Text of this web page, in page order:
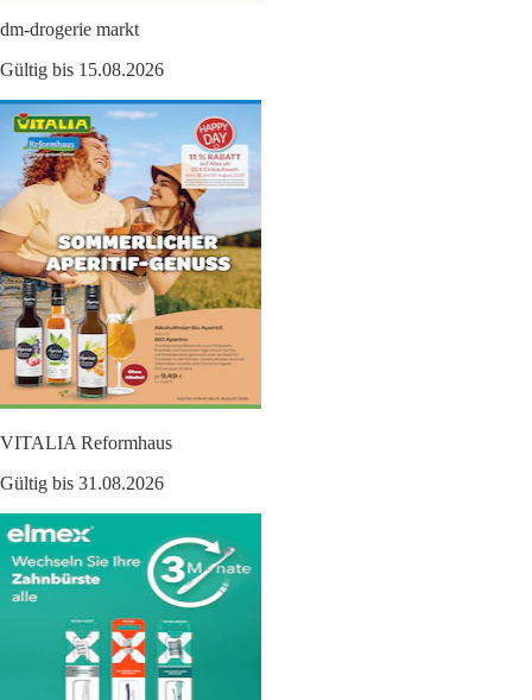
dm-drogerie markt
Gültig bis 15.08.2026
VITALIA Reformhaus
Gültig bis 31.08.2026